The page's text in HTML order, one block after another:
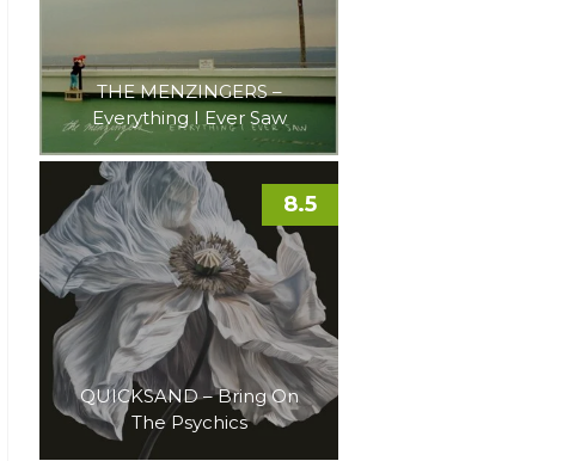
THE MENZINGERS –
Everything I Ever Saw
QUICKSAND – Bring On
The Psychics
8.5